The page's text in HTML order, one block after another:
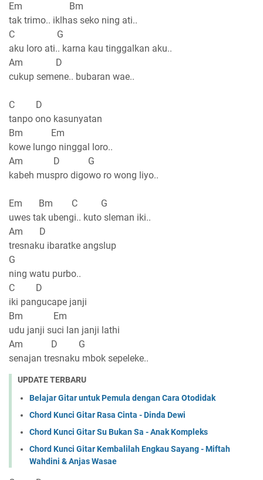
Em Bm
tak trimo.. iklhas seko ning ati..
C G
aku loro ati.. karna kau tinggalkan aku..
Am D
cukup semene.. bubaran wae..
C D
tanpo ono kasunyatan
Bm Em
kowe lungo ninggal loro..
Am D G
kabeh muspro digowo ro wong liyo..
Em Bm C G
uwes tak ubengi.. kuto sleman iki..
Am D
tresnaku ibaratke angslup
G
ning watu purbo..
C D
iki pangucape janji
Bm Em
udu janji suci lan janji lathi
Am D G
senajan tresnaku mbok sepeleke..
UPDATE TERBARU
Belajar Gitar untuk Pemula dengan Cara Otodidak
Chord Kunci Gitar Rasa Cinta - Dinda Dewi
Chord Kunci Gitar Su Bukan Sa - Anak Kompleks
Chord Kunci Gitar Kembalilah Engkau Sayang - Miftah
Wahdini & Anjas Wasae